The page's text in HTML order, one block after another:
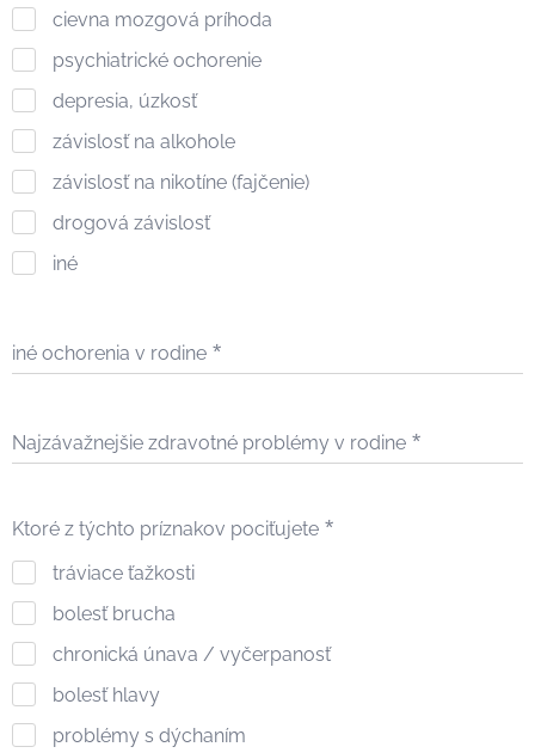
cievna mozgová príhoda
psychiatrické ochorenie
depresia, úzkosť
závislosť na alkohole
závislosť na nikotíne (fajčenie)
drogová závislosť
iné
iné ochorenia v rodine
Najzávažnejšie zdravotné problémy v rodine
Ktoré z týchto príznakov pociťujete
tráviace ťažkosti
bolesť brucha
chronická únava / vyčerpanosť
bolesť hlavy
problémy s dýchaním